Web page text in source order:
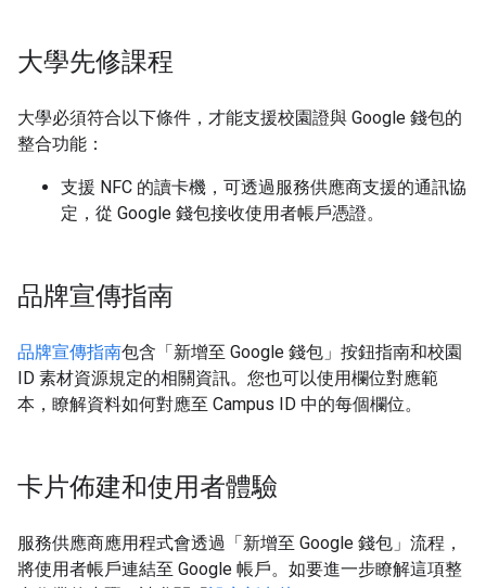
大學先修課程
大學必須符合以下條件，才能支援校園證與 Google 錢包的
整合功能：
支援 NFC 的讀卡機，可透過服務供應商支援的通訊協
定，從 Google 錢包接收使用者帳戶憑證。
品牌宣傳指南
品牌宣傳指南包含「新增至 Google 錢包」按鈕指南和校園
ID 素材資源規定的相關資訊。您也可以使用欄位對應範
本，瞭解資料如何對應至 Campus ID 中的每個欄位。
卡片佈建和使用者體驗
服務供應商應用程式會透過「新增至 Google 錢包」流程，
將使用者帳戶連結至 Google 帳戶。如要進一步瞭解這項整